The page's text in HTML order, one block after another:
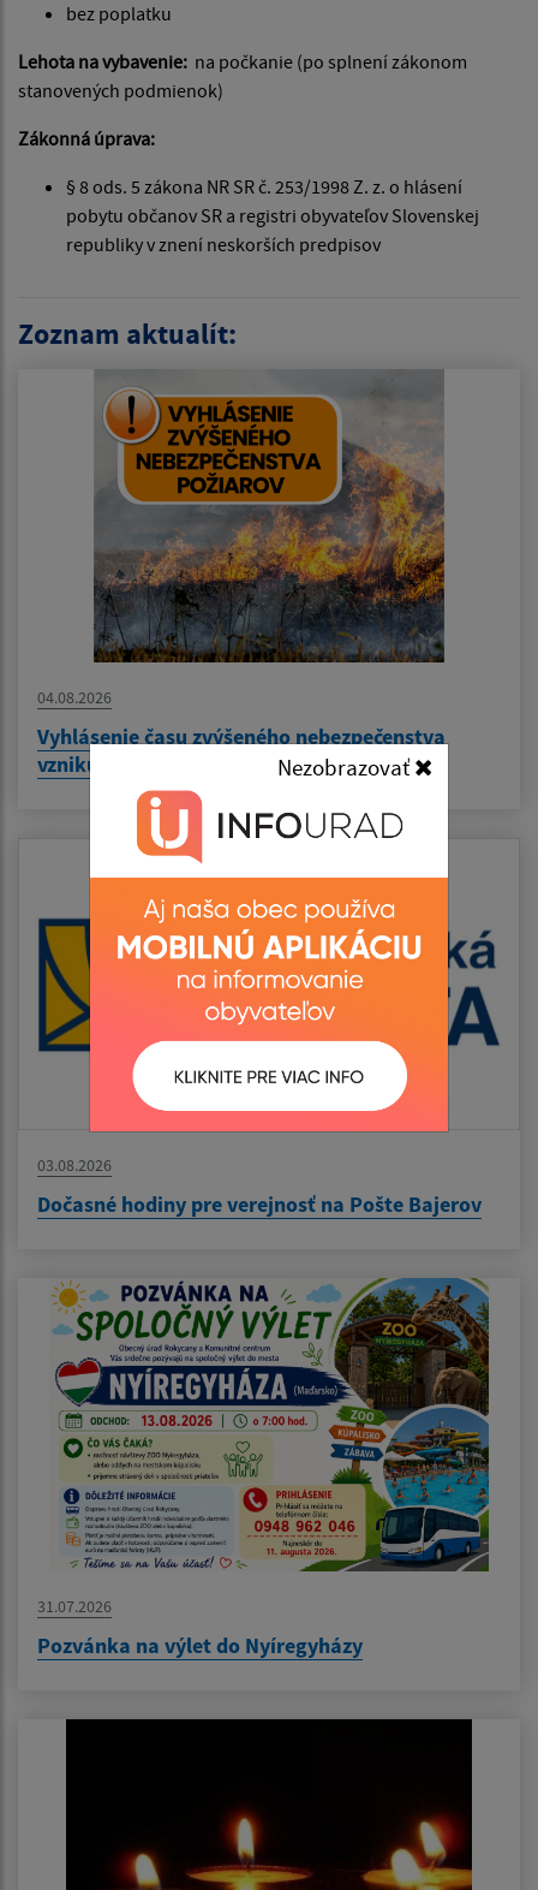
Nezobrazovať
bez poplatku
Lehota na vybavenie: na počkanie (po splnení zákonom
stanovených podmienok)
Zákonná úprava:
§ 8 ods. 5 zákona NR SR č. 253/1998 Z. z. o hlásení
pobytu občanov SR a registri obyvateľov Slovenskej
republiky v znení neskorších predpisov
Zoznam aktualít:
04.08.2026
Vyhlásenie času zvýšeného nebezpečenstva
vzniku požiaru
03.08.2026
Dočasné hodiny pre verejnosť na Pošte Bajerov
31.07.2026
Pozvánka na výlet do Nyíregyházy